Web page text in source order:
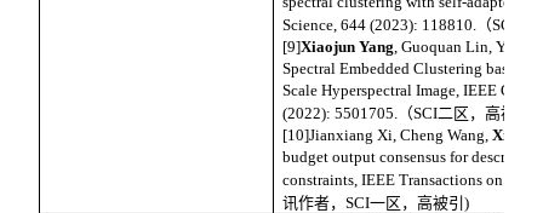
Science, 644 (2023): 118810.
（SCI
[9]Xiaojun Yang , Guoquan Lin, Yijun
Spectral Embedded Clustering based
Scale Hyperspectral Image, IEEE
(2022): 5501705.
（SCI二区，高被引
[10]Jianxiang Xi, Cheng Wang,
budget output consensus for
constraints, IEEE Transactions on
讯作者，SCI一区，高被引)